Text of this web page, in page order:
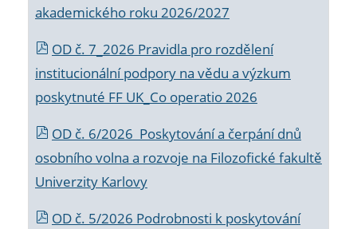
akademického roku 2026/2027
OD č. 7_2026 Pravidla pro rozdělení
institucionální podpory na vědu a výzkum
poskytnuté FF UK_Co operatio 2026
OD č. 6/2026 Poskytování a čerpání dnů
osobního volna a rozvoje na Filozofické fakultě
Univerzity Karlovy
OD č. 5/2026 Podrobnosti k poskytování